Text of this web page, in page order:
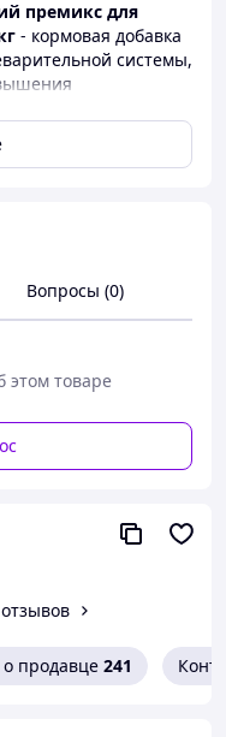
премикс для
- кормовая добавка
системы,
или повышенной
кишечника;
корма;
программ по
производителя.
по
продажи, быстрая
Вопросы (0)
этом товаре
продавце 241